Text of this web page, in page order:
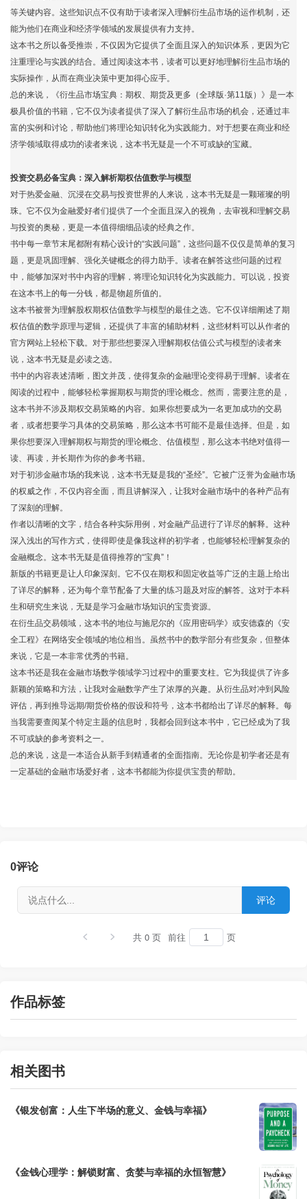
等关键内容。这些知识点不仅有助于读者深入理解衍生品市场的运作机制，还
能为他们在商业和经济学领域的发展提供有力支持。
这本书之所以备受推崇，不仅因为它提供了全面且深入的知识体系，更因为它
注重理论与实践的结合。通过阅读这本书，读者可以更好地理解衍生品市场的
实际操作，从而在商业决策中更加得心应手。
总的来说，《衍生品市场宝典：期权、期货及更多（全球版·第11版）》是一本
极具价值的书籍，它不仅为读者提供了深入了解衍生品市场的机会，还通过丰
富的实例和讨论，帮助他们将理论知识转化为实践能力。对于想要在商业和经
济学领域取得成功的读者来说，这本书无疑是一个不可或缺的宝藏。
投资交易必备宝典：深入解析期权估值数学与模型
对于热爱金融、沉浸在交易与投资世界的人来说，这本书无疑是一颗璀璨的明
珠。它不仅为金融爱好者们提供了一个全面且深入的视角，去审视和理解交易
与投资的奥秘，更是一本值得细细品读的经典之作。
书中每一章节末尾都附有精心设计的“实践问题”，这些问题不仅仅是简单的复习
题，更是巩固理解、强化关键概念的得力助手。读者在解答这些问题的过程
中，能够加深对书中内容的理解，将理论知识转化为实践能力。可以说，投资
在这本书上的每一分钱，都是物超所值的。
这本书被誉为理解股权期权估值数学与模型的最佳之选。它不仅详细阐述了期
权估值的数学原理与逻辑，还提供了丰富的辅助材料，这些材料可以从作者的
官方网站上轻松下载。对于那些想要深入理解期权估值公式与模型的读者来
说，这本书无疑是必读之选。
书中的内容表述清晰，图文并茂，使得复杂的金融理论变得易于理解。读者在
阅读的过程中，能够轻松掌握期权与期货的理论概念。然而，需要注意的是，
这本书并不涉及期权交易策略的内容。如果你想要成为一名更加成功的交易
者，或者想要学习具体的交易策略，那么这本书可能不是最佳选择。但是，如
果你想要深入理解期权与期货的理论概念、估值模型，那么这本书绝对值得一
读、再读，并长期作为你的参考书籍。
对于初涉金融市场的我来说，这本书无疑是我的“圣经”。它被广泛誉为金融市场
的权威之作，不仅内容全面，而且讲解深入，让我对金融市场中的各种产品有
了深刻的理解。
作者以清晰的文字，结合各种实际用例，对金融产品进行了详尽的解释。这种
深入浅出的写作方式，使得即使是像我这样的初学者，也能够轻松理解复杂的
金融概念。这本书无疑是值得推荐的“宝典”！
新版的书籍更是让人印象深刻。它不仅在期权和固定收益等广泛的主题上给出
了详尽的解释，还为每个章节配备了大量的练习题及对应的解答。这对于本科
生和研究生来说，无疑是学习金融市场知识的宝贵资源。
在衍生品交易领域，这本书的地位与施尼尔的《应用密码学》或安德森的《安
全工程》在网络安全领域的地位相当。虽然书中的数学部分有些复杂，但整体
来说，它是一本非常优秀的书籍。
这本书还是我在金融市场数学领域学习过程中的重要支柱。它为我提供了许多
新颖的策略和方法，让我对金融数学产生了浓厚的兴趣。从衍生品对冲到风险
评估，再到推导远期/期货价格的假设和符号，这本书都给出了详尽的解释。每
当我需要查阅某个特定主题的信息时，我都会回到这本书中，它已经成为了我
不可或缺的参考资料之一。
总的来说，这是一本适合从新手到精通者的全面指南。无论你是初学者还是有
一定基础的金融市场爱好者，这本书都能为你提供宝贵的帮助。
0评论
共 0 页 前往 页
作品标签
相关图书
《银发创富：人生下半场的意义、金钱与幸福》
《金钱心理学：解锁财富、贪婪与幸福的永恒智慧》